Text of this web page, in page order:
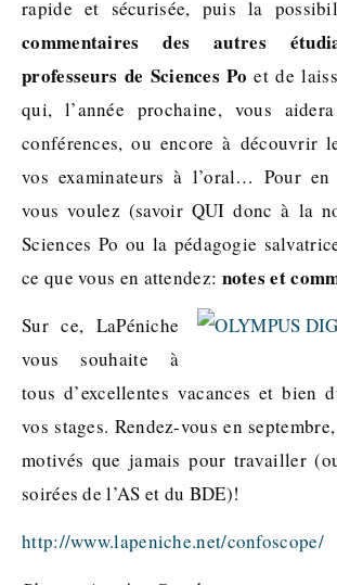
rapide et sécurisée, puis la
commentaires des autres
professeurs de Sciences Po et de
qui, l’année prochaine, vous
conférences, ou encore à découvrir
vos examinateurs à l’oral… Pour
vous voulez (savoir QUI donc à la
Sciences Po ou la pédagogie
ce que vous en attendez: notes et
Sur ce, LaPéniche
vous souhaite à
tous d’excellentes vacances et bien
vos stages. Rendez-vous en
motivés que jamais pour travailler
soirées de l’AS et du BDE)!
http://www.lapeniche.net/confoscope/